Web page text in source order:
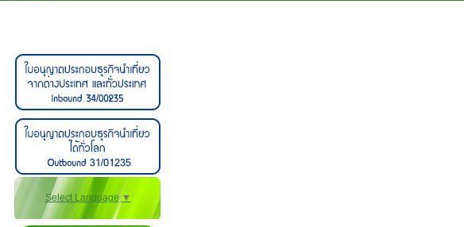
Select Language ▼